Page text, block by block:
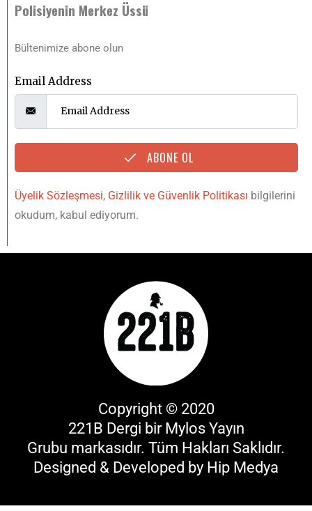
Polisiyenin Merkez Üssü
Bültenimize abone olun
Email Address
ABONE OL
Üyelik Sözleşmesi, Gizlilik ve Güvenlik Politikası bilgilerini
okudum, kabul ediyorum.
Copyright © 2020
221B Dergi bir Mylos Yayın
Grubu markasıdır. Tüm Hakları Saklıdır.
Designed & Developed by Hip Medya